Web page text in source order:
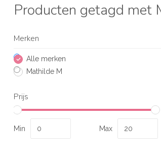
Producten getagd met
Merken
Alle merken
Mathilde M
Prijs
Min Max